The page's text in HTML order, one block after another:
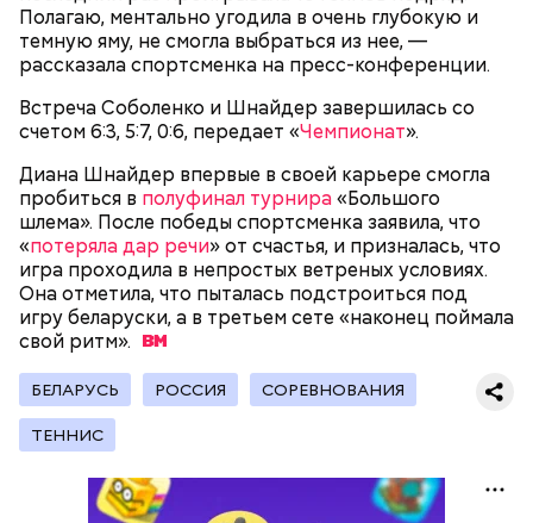
Полагаю, ментально угодила в очень глубокую и
темную яму, не смогла выбраться из нее, —
рассказала спортсменка на пресс-конференции.
Встреча Соболенко и Шнайдер завершилась со
счетом 6:3, 5:7, 0:6, передает «Чемпионат».
Диана Шнайдер впервые в своей карьере смогла
пробиться в полуфинал турнира«Большого
шлема». После победы спортсменка заявила, что
«потеряла дар речи» от счастья, и призналась, что
игра проходила в непростых ветреных условиях.
Она отметила, что пыталась подстроиться под
игру беларуски, а в третьем сете «наконец поймала
свой ритм».
БЕЛАРУСЬ РОССИЯ СОРЕВНОВАНИЯ
ТЕННИС
Групповой этап: 11 июня — 27 июня.
1/16 финала: 28 июня — 3 июля.
1/8 финала: 4–7 июля.
Четвертьфиналы: 9–11 июля.
Полуфиналы: 14–15 июля.
Матч за третье место: 18 июля.
Фото: Shutterstock